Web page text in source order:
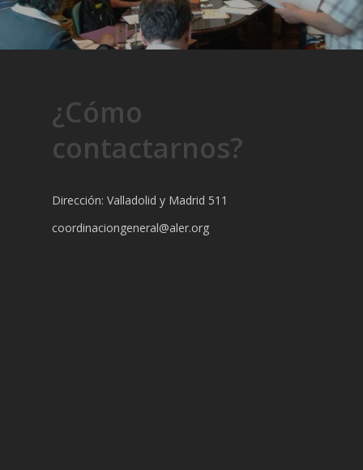
¿Cómo
contactarnos?
Dirección: Valladolid y Madrid 511
coordinaciongeneral@aler.org